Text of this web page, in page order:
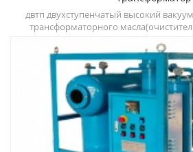
двтп двухступенчатый высокий
трансформаторного
трехступенчатые системы фильтрации,
улучшить диэлектрическую
воды, газа и частиц и других